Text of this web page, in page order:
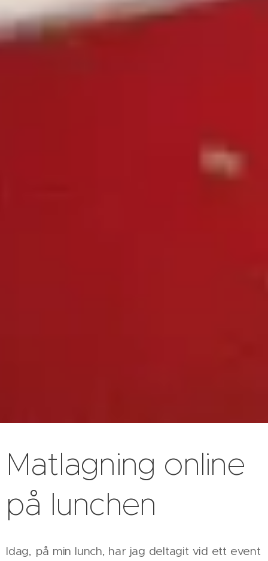
Matlagning online
på lunchen
Idag, på min lunch, har jag deltagit vid ett event